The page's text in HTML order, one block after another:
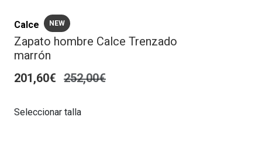
Calce NEW
Zapato hombre Calce Trenzado
marrón
201,60€ 252,00€
Seleccionar talla